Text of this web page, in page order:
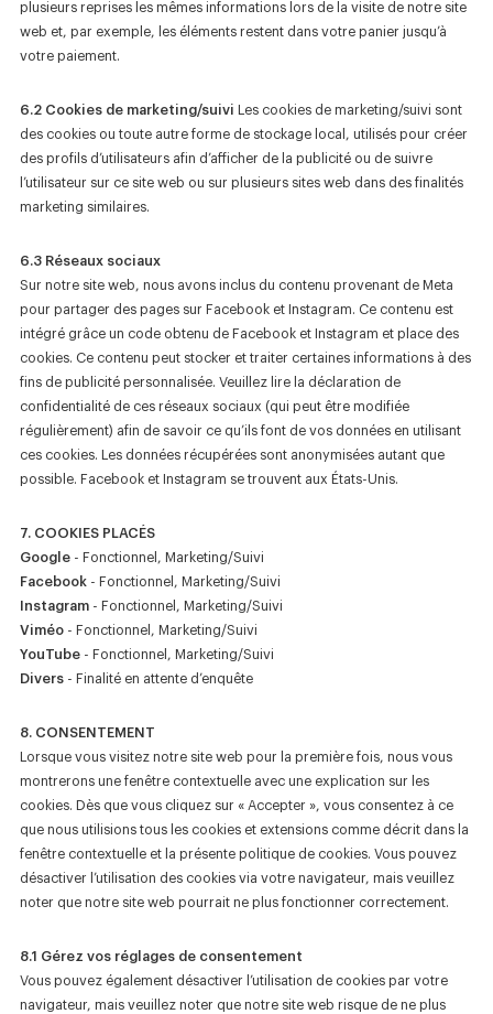
plusieurs reprises les mêmes informations lors de la visite de notre site
web et, par exemple, les éléments restent dans votre panier jusqu’à
votre paiement.
6.2 Cookies de marketing/suivi Les cookies de marketing/suivi sont
des cookies ou toute autre forme de stockage local, utilisés pour créer
des profils d’utilisateurs afin d’afficher de la publicité ou de suivre
l’utilisateur sur ce site web ou sur plusieurs sites web dans des finalités
marketing similaires.
6.3 Réseaux sociaux
Sur notre site web, nous avons inclus du contenu provenant de Meta
pour partager des pages sur Facebook et Instagram. Ce contenu est
intégré grâce un code obtenu de Facebook et Instagram et place des
cookies. Ce contenu peut stocker et traiter certaines informations à des
fins de publicité personnalisée. Veuillez lire la déclaration de
confidentialité de ces réseaux sociaux (qui peut être modifiée
régulièrement) afin de savoir ce qu’ils font de vos données en utilisant
ces cookies. Les données récupérées sont anonymisées autant que
possible. Facebook et Instagram se trouvent aux États-Unis.
7. COOKIES PLACÉS
Google - Fonctionnel, Marketing/Suivi
Facebook - Fonctionnel, Marketing/Suivi
Instagram - Fonctionnel, Marketing/Suivi
Viméo - Fonctionnel, Marketing/Suivi
YouTube - Fonctionnel, Marketing/Suivi
Divers - Finalité en attente d’enquête
8. CONSENTEMENT
Lorsque vous visitez notre site web pour la première fois, nous vous
montrerons une fenêtre contextuelle avec une explication sur les
cookies. Dès que vous cliquez sur « Accepter », vous consentez à ce
que nous utilisions tous les cookies et extensions comme décrit dans la
fenêtre contextuelle et la présente politique de cookies. Vous pouvez
désactiver l’utilisation des cookies via votre navigateur, mais veuillez
noter que notre site web pourrait ne plus fonctionner correctement.
8.1 Gérez vos réglages de consentement
Vous pouvez également désactiver l’utilisation de cookies par votre
navigateur, mais veuillez noter que notre site web risque de ne plus